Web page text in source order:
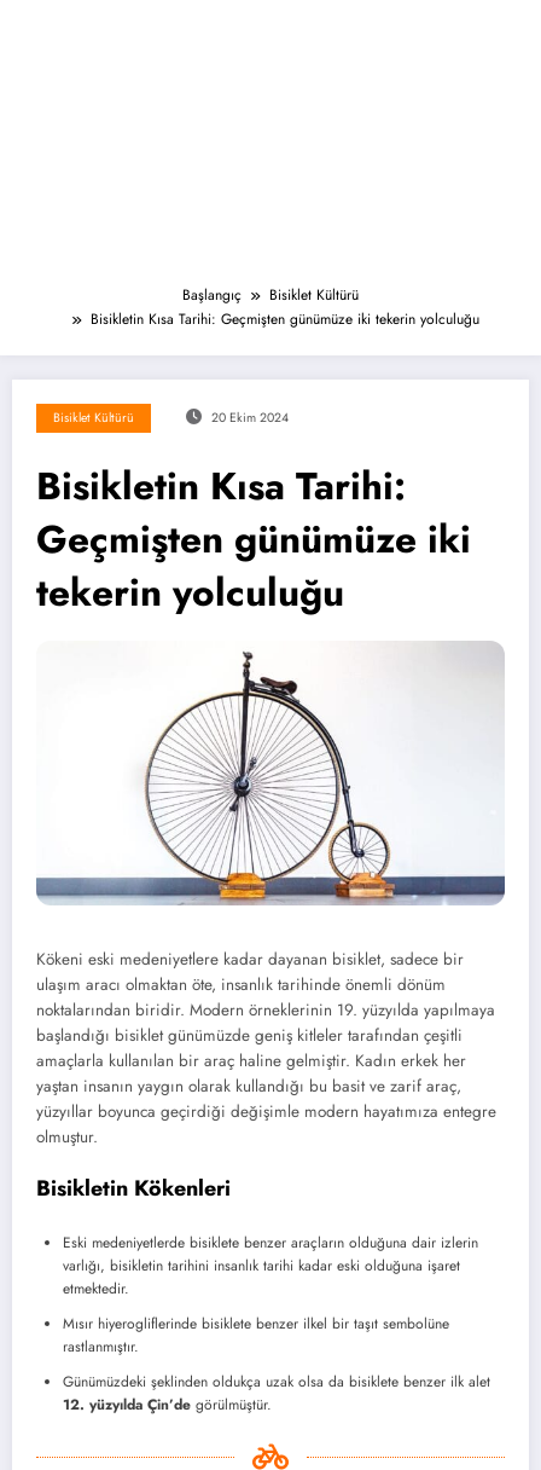
Başlangıç
Bisiklet Kültürü
Bisikletin Kısa Tarihi: Geçmişten günümüze iki tekerin yolculuğu
Bisiklet Kültürü 20 Ekim 2024
Bisikletin Kısa Tarihi:
Geçmişten günümüze iki
tekerin yolculuğu
Kökeni eski medeniyetlere kadar dayanan bisiklet, sadece bir
ulaşım aracı olmaktan öte, insanlık tarihinde önemli dönüm
noktalarından biridir. Modern örneklerinin 19. yüzyılda yapılmaya
başlandığı bisiklet günümüzde geniş kitleler tarafından çeşitli
amaçlarla kullanılan bir araç haline gelmiştir. Kadın erkek her
yaştan insanın yaygın olarak kullandığı bu basit ve zarif araç,
yüzyıllar boyunca geçirdiği değişimle modern hayatımıza entegre
olmuştur.
Bisikletin Kökenleri
Eski medeniyetlerde bisiklete benzer araçların olduğuna dair izlerin
varlığı, bisikletin tarihini insanlık tarihi kadar eski olduğuna işaret
etmektedir.
Mısır hiyerogliflerinde bisiklete benzer ilkel bir taşıt sembolüne
rastlanmıştır.
Günümüzdeki şeklinden oldukça uzak olsa da bisiklete benzer ilk alet
12. yüzyılda Çin’de görülmüştür.